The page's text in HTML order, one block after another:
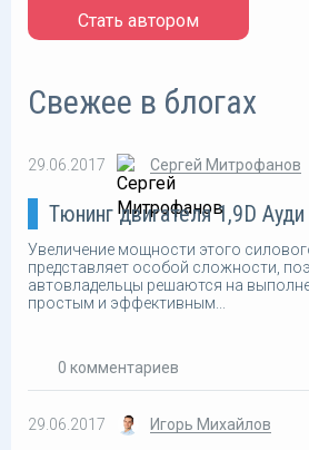
Стать автором
Свежее в блогах
29.06.2017 Сергей Митрофанов
Тюнинг двигателя 1,9D
Увеличение мощности этого
представляет особой сложности,
автовладельцы решаются на
простым и эффективным...
0 комментариев
29.06.2017 Игорь Михайлов